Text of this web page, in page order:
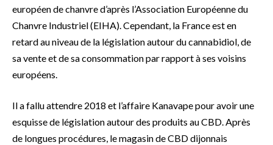
européen de chanvre d’après l’Association Européenne du
Chanvre Industriel (EIHA). Cependant, la France est en
retard au niveau de la législation autour du cannabidiol, de
sa vente et de sa consommation par rapport à ses voisins
européens.
Il a fallu attendre 2018 et l’affaire Kanavape pour avoir une
esquisse de législation autour des produits au CBD. Après
de longues procédures, le magasin de CBD dijonnais